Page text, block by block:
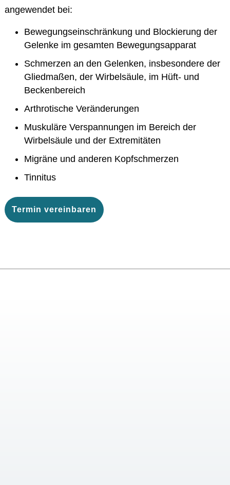
angewendet bei:
Bewegungseinschränkung und Blockierung der
Gelenke im gesamten Bewegungsapparat
Schmerzen an den Gelenken, insbesondere der
Gliedmaßen, der Wirbelsäule, im Hüft- und
Beckenbereich
Arthrotische Veränderungen
Muskuläre Verspannungen im Bereich der
Wirbelsäule und der Extremitäten
Migräne und anderen Kopfschmerzen
Tinnitus
Termin vereinbaren